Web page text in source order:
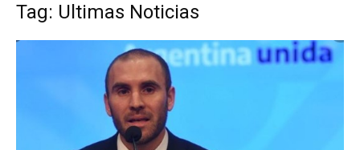
Tag: Ultimas Noticias